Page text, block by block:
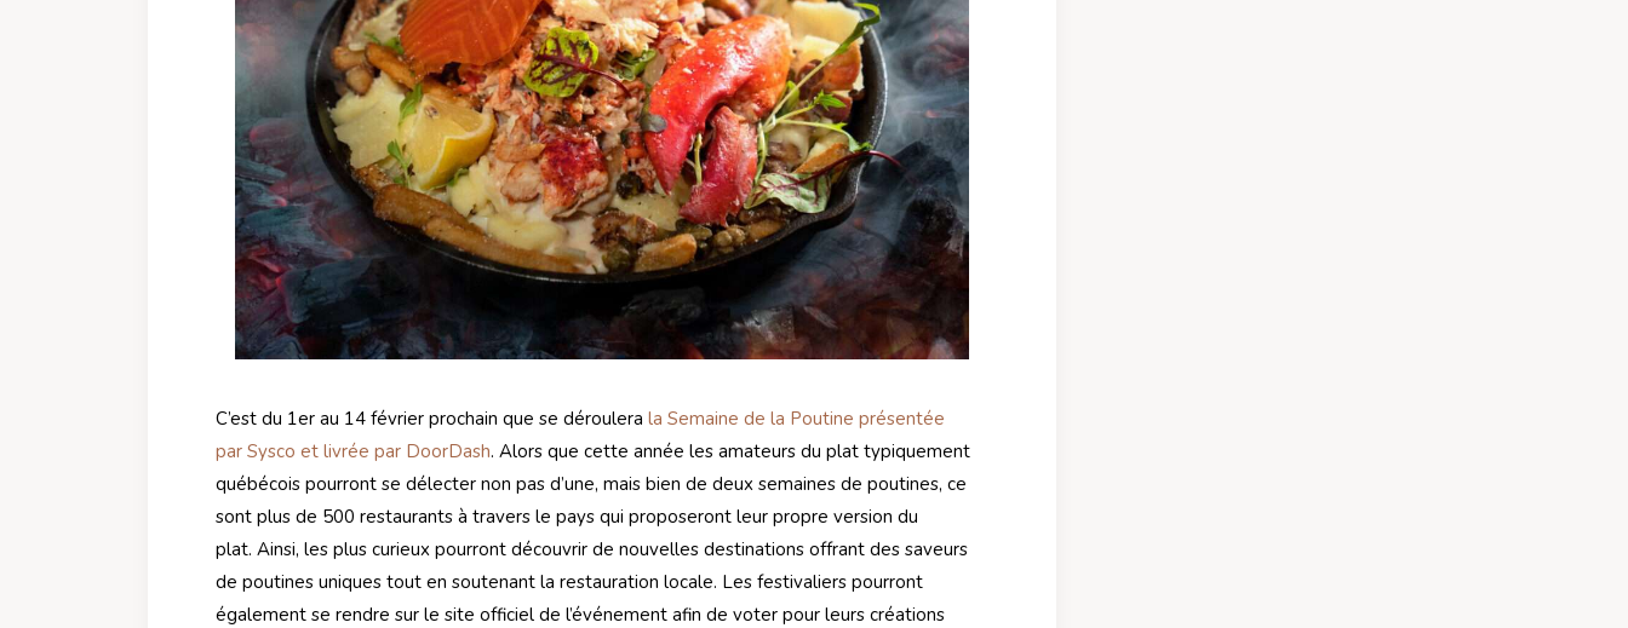
C’est du 1er au 14 février prochain que se déroulera la Semaine de la Poutine présentée
par Sysco et livrée par DoorDash. Alors que cette année les amateurs du plat typiquement
québécois pourront se délecter non pas d’une, mais bien de deux semaines de poutines, ce
sont plus de 500 restaurants à travers le pays qui proposeront leur propre version du
plat. Ainsi, les plus curieux pourront découvrir de nouvelles destinations offrant des saveurs
de poutines uniques tout en soutenant la restauration locale. Les festivaliers pourront
également se rendre sur le site officiel de l’événement afin de voter pour leurs créations